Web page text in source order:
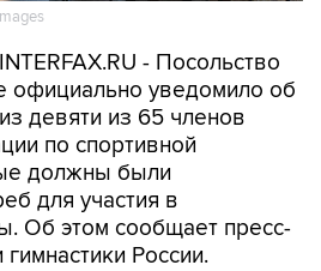
- Посольство
официально уведомило об
девяти из 65 членов
по спортивной
должны были
для участия в
Об этом сообщает пресс-
России.